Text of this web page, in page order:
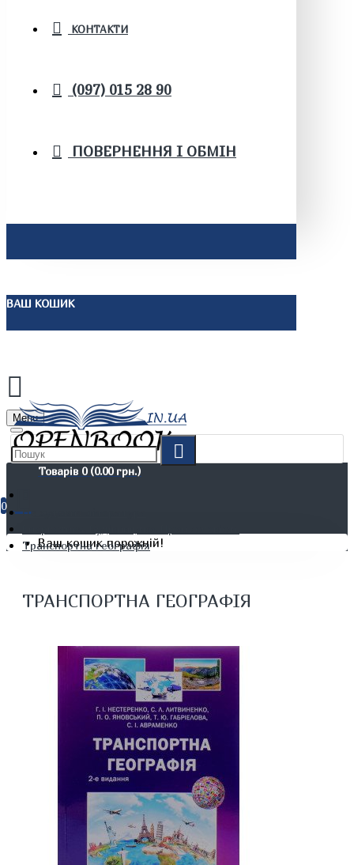
КОНТАКТИ
(097) 015 28 90
ПОВЕРНЕННЯ І ОБМІН
ВАШ КОШИК
Menu
Товарів 0 (0.00 грн.)
0
Ваш кошик порожній!
Не художня література
Транспортна географія
ТРАНСПОРТНА ГЕОГРАФІЯ